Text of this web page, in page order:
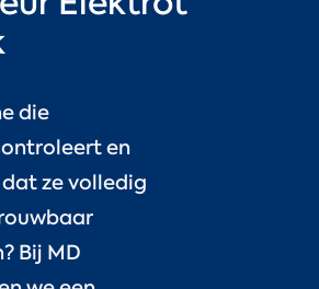
die
en
ze volledig
Bij MD